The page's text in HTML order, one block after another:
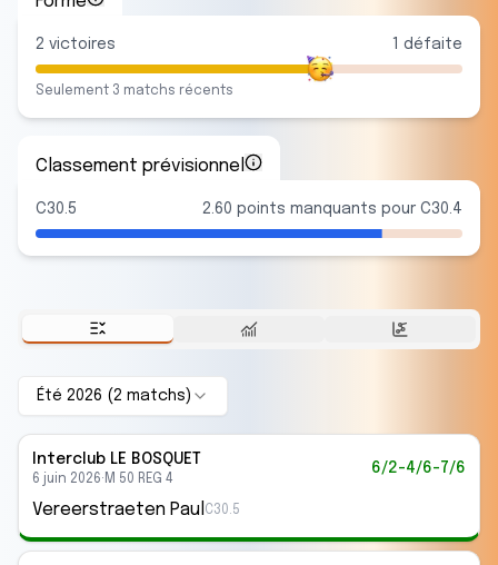
2 victoires défaite
Seulement 3 matchs récents
Classement prévisionnel
C30.5 2.60 points manquants pour C30.4
Été 2026 (2 matchs )
Interclub LE BOSQUET
6 juin 2026· M 50 REG 4
6/2-4/6-7/6
Vereerstraeten Paul C30.5